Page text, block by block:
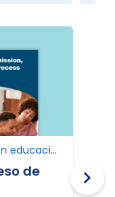
Reuniones del comité ARD, Nuevo en educación especial, Nuevo en Texas
de